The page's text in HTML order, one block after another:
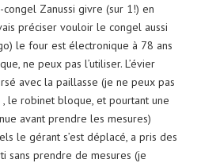
Zanussi givre (sur 1!) en
préciser vouloir le congel aussi
le four est électronique à 78 ans
ne peux pas l’utiliser. L’évier
avec la paillasse (je ne peux pas
le robinet bloque, et pourtant une
avant prendre les mesures)
le gérant s’est déplacé, a pris des
sans prendre de mesures (je